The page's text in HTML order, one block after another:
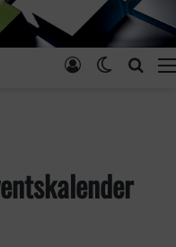
Skin
Anmelden